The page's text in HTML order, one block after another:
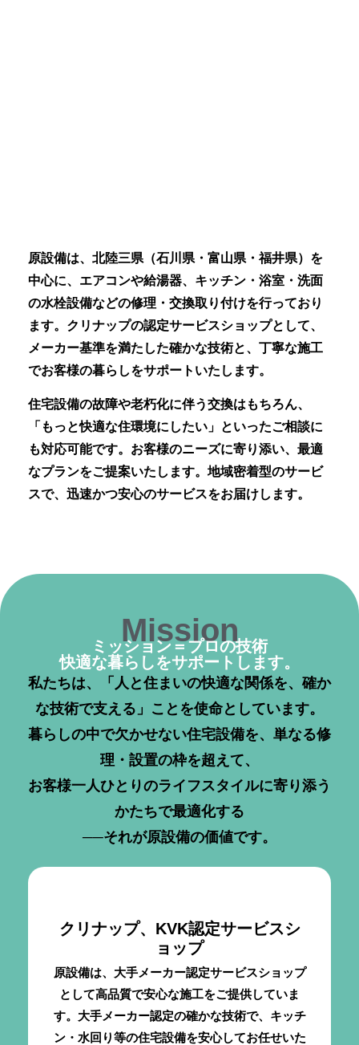
原設備は、北陸三県（石川県・富山県・福井県）を
中心に、エアコンや給湯器、キッチン・浴室・洗面
の水栓設備などの修理・交換取り付けを行っており
ます。クリナップの認定サービスショップとして、
メーカー基準を満たした確かな技術と、丁寧な施工
でお客様の暮らしをサポートいたします。
住宅設備の故障や老朽化に伴う交換はもちろん、
「もっと快適な住環境にしたい」といったご相談に
も対応可能です。お客様のニーズに寄り添い、最適
なプランをご提案いたします。地域密着型のサービ
スで、迅速かつ安心のサービスをお届けします。
Mission
ミッション＝プロの技術
快適な暮らしをサポートします。
私たちは、「人と住まいの快適な関係を、確か
な技術で支える」ことを使命としています。
暮らしの中で欠かせない住宅設備を、単なる修
理・設置の枠を超えて、
お客様一人ひとりのライフスタイルに寄り添う
かたちで最適化する
──それが原設備の価値です。
クリナップ、KVK認定サービスシ
ョップ
原設備は、大手メーカー認定サービスショップ
として高品質で安心な施工をご提供していま
す。大手メーカー認定の確かな技術で、キッチ
ン・水回り等の住宅設備を安心してお任せいた